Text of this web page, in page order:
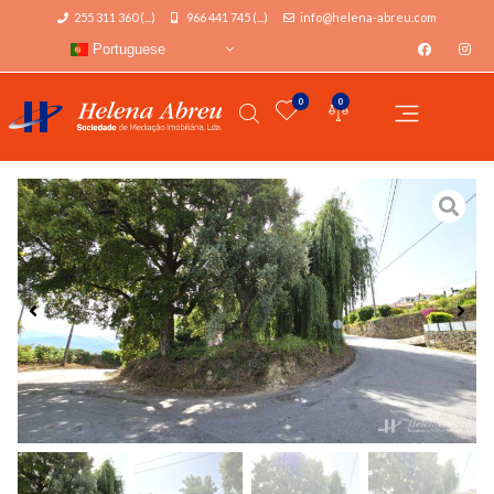
255 311 360 (...) 966 441 745 (...) info@helena-abreu.com
Portuguese
0 0